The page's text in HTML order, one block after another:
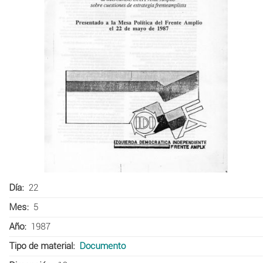
Día
22
Mes
5
Año
1987
Tipo de material
Documento